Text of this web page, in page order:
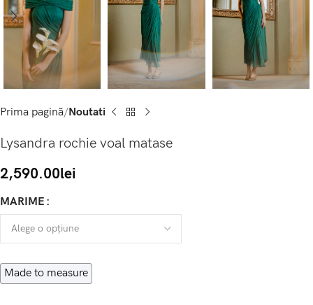
Prima pagină Noutati
Lysandra rochie voal matase
2,590.00lei
MARIME
Made to measure